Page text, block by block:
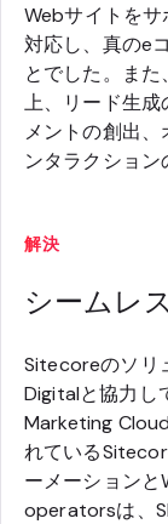
Webサイトを
対応し、真のe
とでした。ま
上、リード生成
メントの創出
ンタラクション
解決
シームレ
Sitecoreのソリ
Digitalと協力
Marketing
れている
ーメーション
operatorsは、